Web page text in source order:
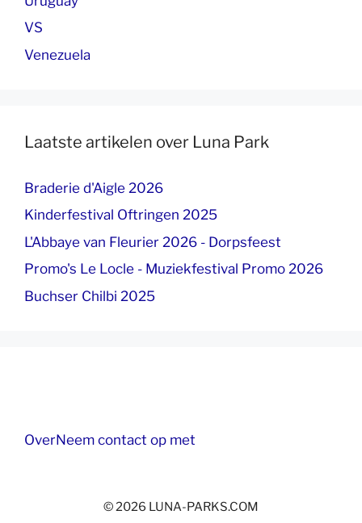
VS
Venezuela
Laatste artikelen over Luna Park
Braderie d'Aigle 2026
Kinderfestival Oftringen 2025
L'Abbaye van Fleurier 2026 - Dorpsfeest
Promo's Le Locle - Muziekfestival Promo 2026
Buchser Chilbi 2025
OverNeem contact op met
© 2026 LUNA-PARKS.COM